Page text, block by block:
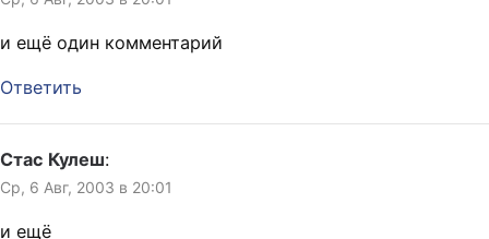
и ещё один комментарий
Ответить
Стас Кулеш:
Ср, 6 Авг, 2003 в 20:01
и ещё